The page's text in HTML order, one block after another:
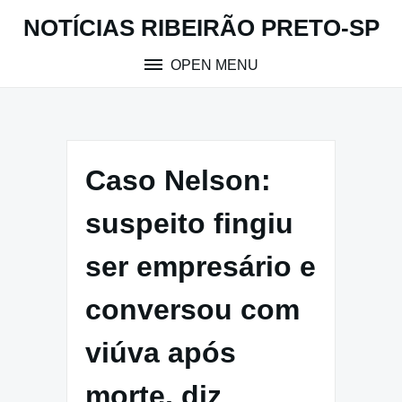
NOTÍCIAS RIBEIRÃO PRETO-SP
OPEN MENU
Caso Nelson:
suspeito fingiu
ser empresário e
conversou com
viúva após